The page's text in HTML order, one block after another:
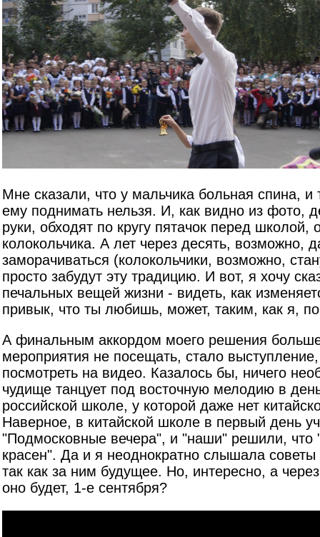
Мне сказали, что у мальчика больная спина, и
ему поднимать нельзя. И, как видно из фото,
руки, обходят по кругу пятачок перед школой,
колокольчика. А лет через десять, возможно,
заморачиваться (колокольчики, возможно,
просто забудут эту традицию. И вот, я хочу
печальных вещей жизни - видеть, как
привык, что ты любишь, может, таким, как я,
А финальным аккордом моего решения
мероприятия не посещать, стало
посмотреть на видео. Казалось бы, ничего
чудище танцует под восточную мелодию в
российской школе, у которой даже нет
Наверное, в китайской школе в первый день
"Подмосковные вечера", и "наши" решили, что
красен". Да и я неоднократно слышала советы
так как за ним будущее. Но, интересно, а
оно будет, 1-е сентября?